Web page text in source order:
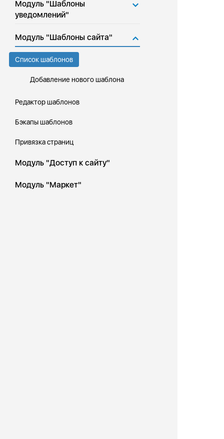
Модуль "Шаблоны
уведомлений"
Модуль "Шаблоны сайта"
Список шаблонов
Добавление нового шаблона
Редактор шаблонов
Бэкапы шаблонов
Привязка страниц
Модуль "Доступ к сайту"
Модуль "Маркет"